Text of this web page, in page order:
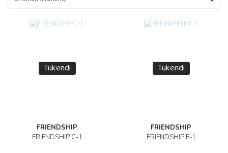
Tükendi
FRIENDSHIP
FRIENDSHIP C-1
Tükendi
FRIENDSHIP
FRIENDSHIP F-1